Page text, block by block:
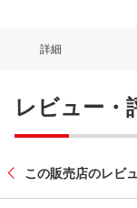
詳細
レビュー・
この販売店のレビ